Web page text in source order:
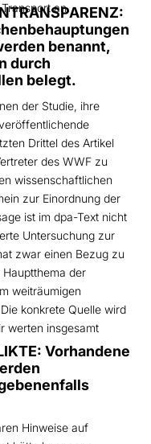
an.
benannt,
durch
belegt.
der Studie, ihre
Drittel des Artikel
des WWF zu
wissenschaftlichen
zur Einordnung der
ist im dpa-Text nicht
Untersuchung zur
zwar einen Bezug zu
der
weiträumigen
konkrete Quelle wird
werten insgesamt
Vorhandene
Hinweise auf